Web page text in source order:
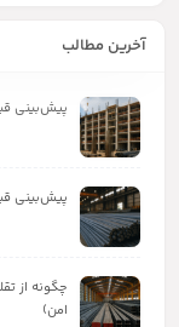
آخرین مطالب
پیش‌بینی قیمت مسکن
پیش‌بینی قیمت
چگونه از
امن)